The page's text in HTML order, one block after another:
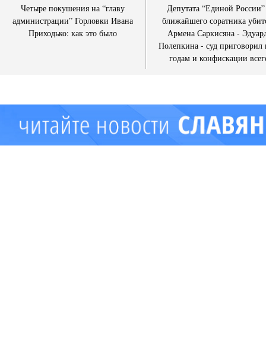
Четыре покушения на “главу
администрации” Горловки Ивана
Приходько: как это было
Депутата “Единой
ближайшего соратника
Армена Саркисяна -
Полепкина - суд приговорил
годам и конфискации